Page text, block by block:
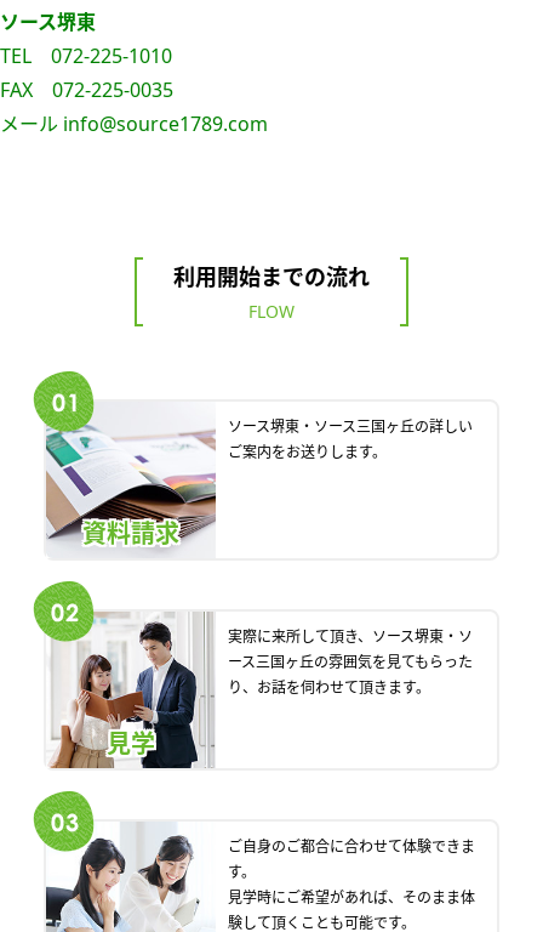
ソース堺東
TEL 072-225-1010
FAX 072-225-0035
メール info@source1789.com
利用開始までの流れ
FLOW
資料請求
ソース堺東・ソース三国ヶ丘の詳しい
ご案内をお送りします。
見学
実際に来所して頂き、ソース堺東・ソ
ース三国ヶ丘の雰囲気を見てもらった
り、お話を伺わせて頂きます。
ご自身のご都合に合わせて体験できま
す。
見学時にご希望があれば、そのまま体
験して頂くことも可能です。